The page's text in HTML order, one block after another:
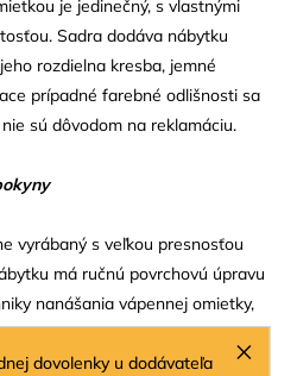
dovolenky u dodávateľa
je jedinečný, s vlastnými
Sadra dodáva nábytku
rozdielna kresba, jemné
prípadné farebné odlišnosti sa
sú dôvodom na reklamáciu.
vyrábaný s veľkou presnosťou
má ručnú povrchovú úpravu
nanášania vápennej omietky,
dlhá životnosť, všetky nátery sú
To spolu s prirodzenými